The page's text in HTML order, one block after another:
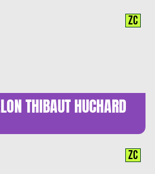
THIBAUT HUCHARD
ZC
ZC